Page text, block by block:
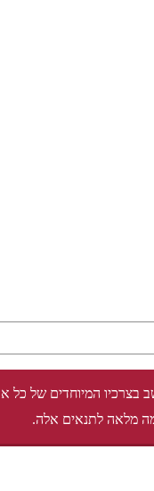
בצרכיו המיוחדים של כל
מלאה לתנאים אלה.